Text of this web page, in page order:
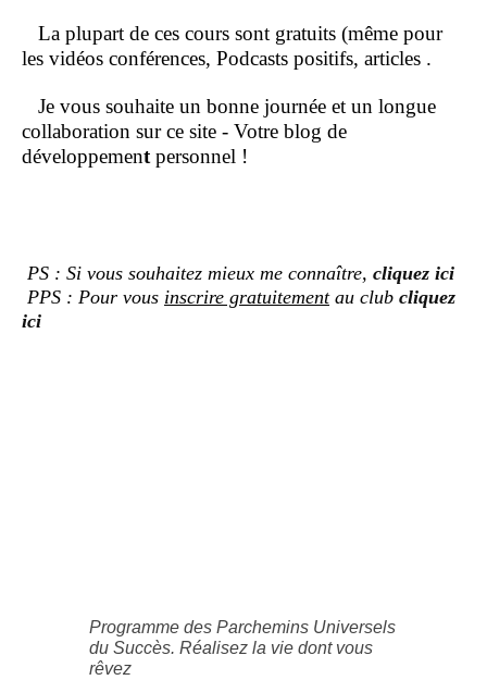
La plupart de ces cours sont gratuits (même pour
les vidéos conférences, Podcasts positifs, articles .
Je vous souhaite un bonne journée et un longue
collaboration sur ce site - Votre blog de
développement personnel !
PS : Si vous souhaitez mieux me connaître, cliquez ici
PPS : Pour vous inscrire gratuitementau club cliquez
ici
Programme des Parchemins Universels
du Succès. Réalisez la vie dont vous
rêvez